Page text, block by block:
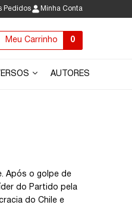
Pedidos Minha Conta
Meu Carrinho 0
AUTORES
Após o golpe de
do Partido pela
do Chile e